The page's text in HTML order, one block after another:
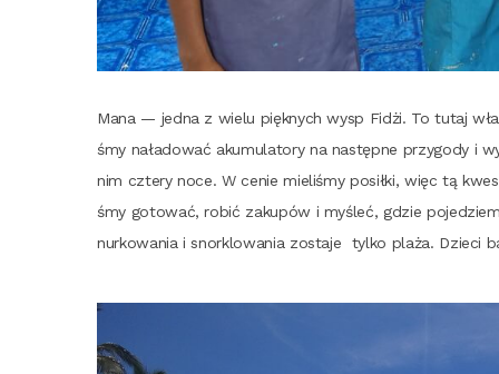
Mana — jed­na z wie­lu pięk­nych wysp Fidżi. To tutaj
śmy nała­do­wać aku­mu­la­to­ry na następ­ne przy­go­dy i
nim czte­ry noce. W cenie mie­li­śmy posił­ki, więc tą
śmy goto­wać, robić zaku­pów i myśleć, gdzie
nur­ko­wa­nia i snor­klo­wa­nia zosta­je
tyl­ko pla­ża. Dzie­ci